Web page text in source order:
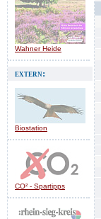
Wahner Heide
extern:
Biostation
CO² - Spartipps